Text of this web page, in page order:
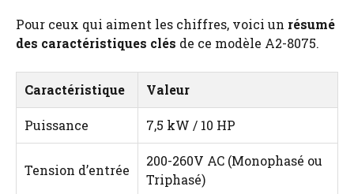
Pour ceux qui aiment les chiffres, voici un résumé
des caractéristiques clés de ce modèle A2-8075.
Caractéristique Valeur
Puissance 7,5 kW / 10 HP
Tension d’entrée
200-260V AC (Monophasé ou
Triphasé)